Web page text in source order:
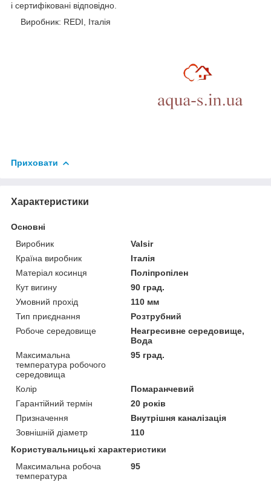
і сертифіковані відповідно.
Виробник: REDI, Італія
Приховати
Характеристики
Основні
Виробник
Valsir
Країна виробник
Італія
Матеріал косинця
Поліпропілен
Кут вигину
90 град.
Умовний прохід
110 мм
Тип приєднання
Розтрубний
Робоче середовище
Неагресивне середовище,
Вода
Максимальна
температура робочого
середовища
95 град.
Колір
Помаранчевий
Гарантійний термін
20 років
Призначення
Внутрішня каналізація
Зовнішній діаметр
110
Користувальницькі характеристики
Максимальна робоча
температура
95